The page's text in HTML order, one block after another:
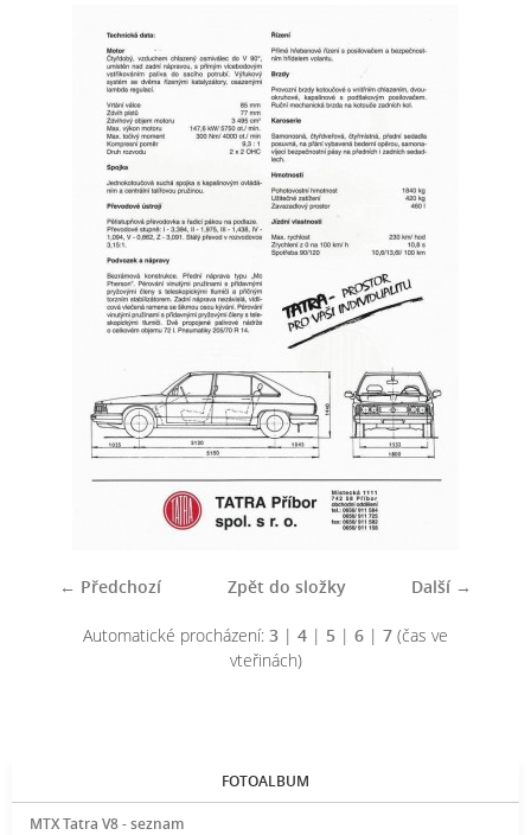
← Předchozí Další →
Zpět do složky
Automatické procházení: 3 | 4 | 5 | 6 | 7 (čas ve
vteřinách)
FOTOALBUM
MTX Tatra V8 - seznam